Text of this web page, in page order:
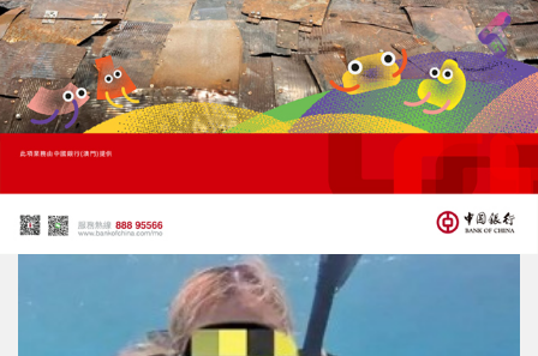
馬爾代夫嚴重洞穴潛水意外
18/05/2026 26699